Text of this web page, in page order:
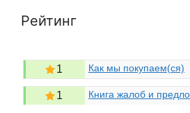
Рейтинг
1 Как мы покупаем(ся)
1 Книга жалоб и